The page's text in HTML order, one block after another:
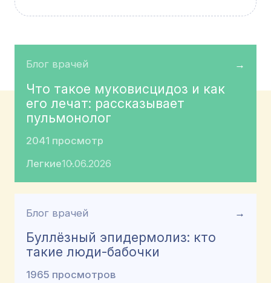
Блог врачей →
Что такое муковисцидоз и как
его лечат: рассказывает
пульмонолог
2041 просмотр
Легкие10.06.2026
Блог врачей →
Буллёзный эпидермолиз: кто
такие люди-бабочки
1965 просмотров